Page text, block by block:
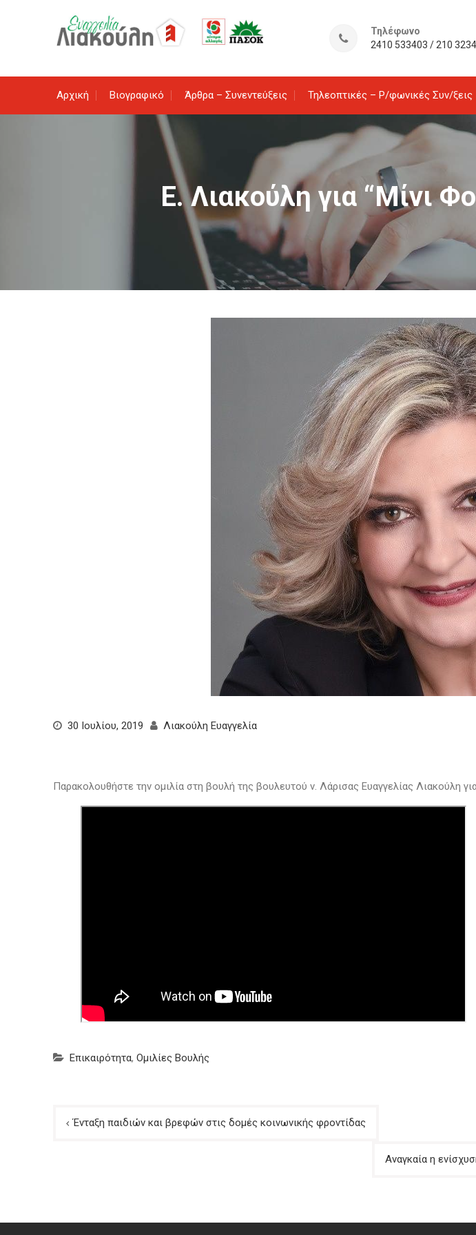
Τηλέφωνο
2410 533403 / 210
Αρχική Βιογραφικό Άρθρα – Συνεντεύξεις Τηλεοπτικές – Ρ/φωνικές Συν/ξεις
Ε. Λιακούλη για “Μίνι
30 Ιουλίου, 2019 Λιακούλη Ευαγγελία
Παρακολουθήστε την ομιλία στη βουλή της βουλευτού ν. Λάρισας Ευαγγελίας Λιακούλη
Επικαιρότητα, Ομιλίες Βουλής
Πλοήγηση
Ένταξη παιδιών και βρεφών στις δομές κοινωνικής φροντίδας
Αναγκαία η